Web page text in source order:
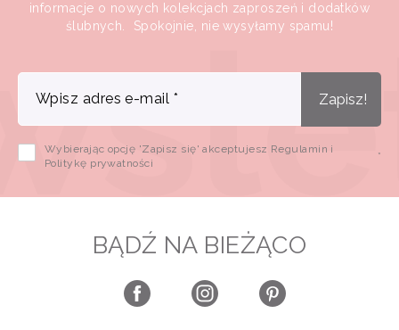
informacje o nowych kolekcjach zaproszeń i dodatków
ślubnych. Spokojnie, nie wysyłamy spamu!
Wpisz adres e-mail * Zapisz!
Wybierając opcję 'Zapisz się' akceptujesz Regulamin i
Politykę prywatności
*
BĄDŹ NA BIEŻĄCO